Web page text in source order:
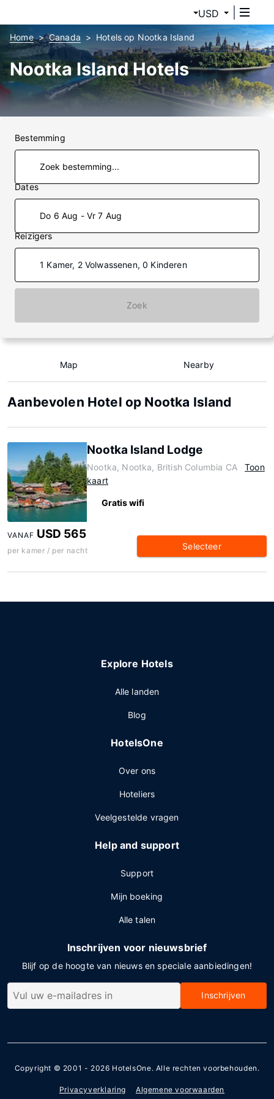
USD
Home Canada Hotels op Nootka Island
Nootka Island Hotels
Bestemming
Dates
Do 6 Aug - Vr 7 Aug
Reizigers
1 Kamer, 2 Volwassenen, 0 Kinderen
Zoek
Map Nearby
Aanbevolen Hotel op Nootka Island
Nootka Island Lodge
Nootka, Nootka, British Columbia CA
Toon
kaart
Gratis wifi
VANAF USD 565
per kamer / per nacht Selecteer
Explore Hotels
Alle landen
Blog
HotelsOne
Over ons
Hoteliers
Veelgestelde vragen
Help and support
Support
Mijn boeking
Alle talen
Inschrijven voor nieuwsbrief
Blijf op de hoogte van nieuws en speciale aanbiedingen!
Inschrijven
Copyright © 2001 - 2026 HotelsOne. Alle rechten voorbehouden.
Privacyverklaring Algemene voorwaarden